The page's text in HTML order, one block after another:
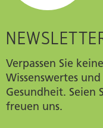
Verpassen Sie
Wissenswertes
Gesundheit. Seien
freuen uns.